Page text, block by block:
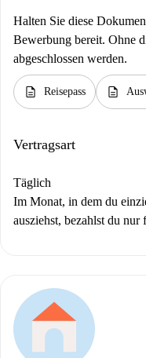
Halten Sie diese
Bewerbung bereit. Ohne
abgeschlossen werden.
description Reisepass description
Vertragsart
Täglich
Im Monat, in dem du
ausziehst, bezahlst du nur